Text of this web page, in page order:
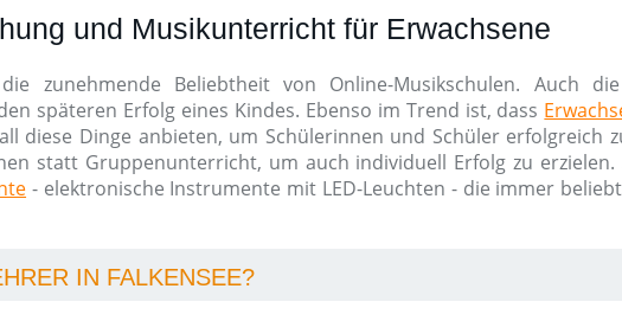
und Musikunterricht für Erwachsene
zunehmende Beliebtheit von Online-Musikschulen. Auch die
späteren Erfolg eines Kindes. Ebenso im Trend ist, dass
diese Dinge anbieten, um Schülerinnen und Schüler erfolgreich
statt Gruppenunterricht, um auch individuell Erfolg zu erzielen.
- elektronische Instrumente mit LED-Leuchten - die immer
IN FALKENSEE?